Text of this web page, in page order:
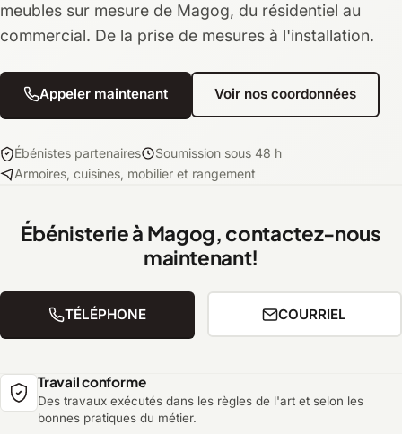
meubles sur mesure de Magog, du résidentiel au
commercial. De la prise de mesures à l'installation.
Appeler maintenant Voir nos coordonnées
Ébénistes partenaires
Soumission sous 48 h
Armoires, cuisines, mobilier et rangement
Ébénisterie à Magog, contactez-nous
maintenant!
TÉLÉPHONE COURRIEL
Travail conforme
Des travaux exécutés dans les règles de l'art et selon les
bonnes pratiques du métier.